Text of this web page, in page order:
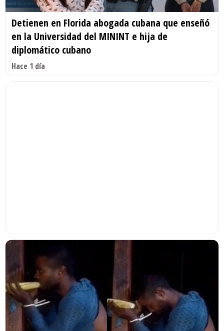
Detienen en Florida abogada cubana que enseñó
en la Universidad del MININT e hija de
diplomático cubano
Hace 1 día